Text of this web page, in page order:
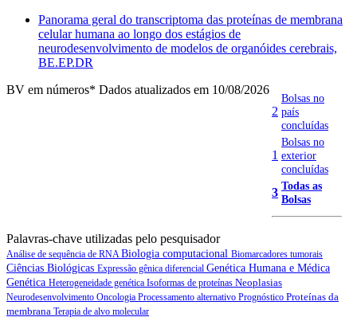
Panorama geral do transcriptoma das proteínas de membrana
celular humana ao longo dos estágios de
neurodesenvolvimento de modelos de organóides cerebrais,
BE.EP.DR
BV em números* Dados atualizados em 10/08/2026
2
Bolsas no
país
concluídas
1
Bolsas no
exterior
concluídas
3 Todas as
Bolsas
Palavras-chave utilizadas pelo pesquisador
Análise de sequência de RNA Biologia computacional Biomarcadores tumorais
Ciências Biológicas Expressão gênica diferencial Genética Humana e Médica
Genética Heterogeneidade genética Isoformas de proteínas Neoplasias
Neurodesenvolvimento Oncologia Processamento alternativo Prognóstico Proteínas da
membrana Terapia de alvo molecular